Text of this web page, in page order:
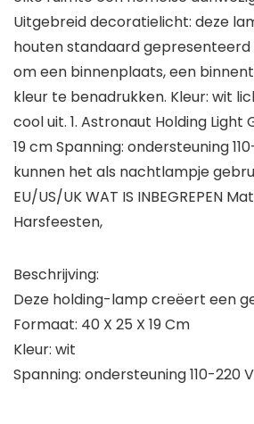
Uitgebreid decoratielicht: deze
houten standaard gepresenteerd
om een binnenplaats, een
kleur te benadrukken. Kleur: wit
cool uit. 1. Astronaut Holding Light
19 cm Spanning: ondersteuning
kunnen het als nachtlampje
EU/US/UK WAT IS INBEGREPEN
Harsfeesten,
Beschrijving:
Deze holding-lamp creëert een
Formaat: 40 X 25 X 19 Cm
Kleur: wit
Spanning: ondersteuning 110-220 V